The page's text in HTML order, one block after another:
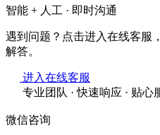
智能 + 人工 · 即时沟通
遇到问题？点击进入在线客服
解答。
进入在线客服
专业团队 · 快速响应 · 贴心
微信咨询